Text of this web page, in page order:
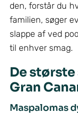
den, forstår du
familien, søger
slappe af ved
til enhver smag.
De
Gran
Maspalomas